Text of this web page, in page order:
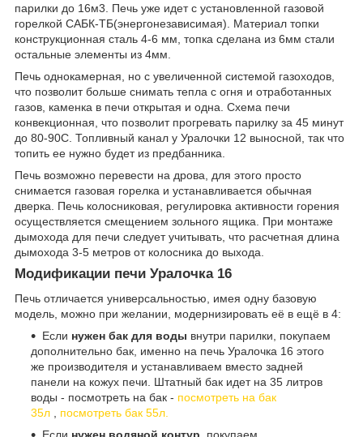
парилки до 16м3. Печь уже идет с установленной газовой
горелкой САБК-ТБ(энергонезависимая). Материал топки
конструкционная сталь 4-6 мм, топка сделана из 6мм стали
остальные элементы из 4мм.
Печь однокамерная, но с увеличенной системой газоходов,
что позволит больше снимать тепла с огня и отработанных
газов, каменка в печи открытая и одна. Схема печи
конвекционная, что позволит прогревать парилку за 45 минут
до 80-90С. Топливный канал у Уралочки 12 выносной, так что
топить ее нужно будет из предбанника.
Печь возможно перевести на дрова, для этого просто
снимается газовая горелка и устанавливается обычная
дверка. Печь колосниковая, регулировка активности горения
осуществляется смещением зольного ящика. При монтаже
дымохода для печи следует учитывать, что расчетная длина
дымохода 3-5 метров от колосника до выхода.
Модификации печи Уралочка 16
Печь отличается универсальностью, имея одну базовую
модель, можно при желании, модернизировать её в ещё в 4:
Если нужен бак для воды внутри парилки, покупаем
дополнительно бак, именно на печь Уралочка 16 этого
же производителя и устанавливаем вместо задней
панели на кожух печи. Штатный бак идет на 35 литров
воды - посмотреть на бак - посмотреть на бак
35л
посмотреть бак 55л.
Если нужен водяной контур , покупаем